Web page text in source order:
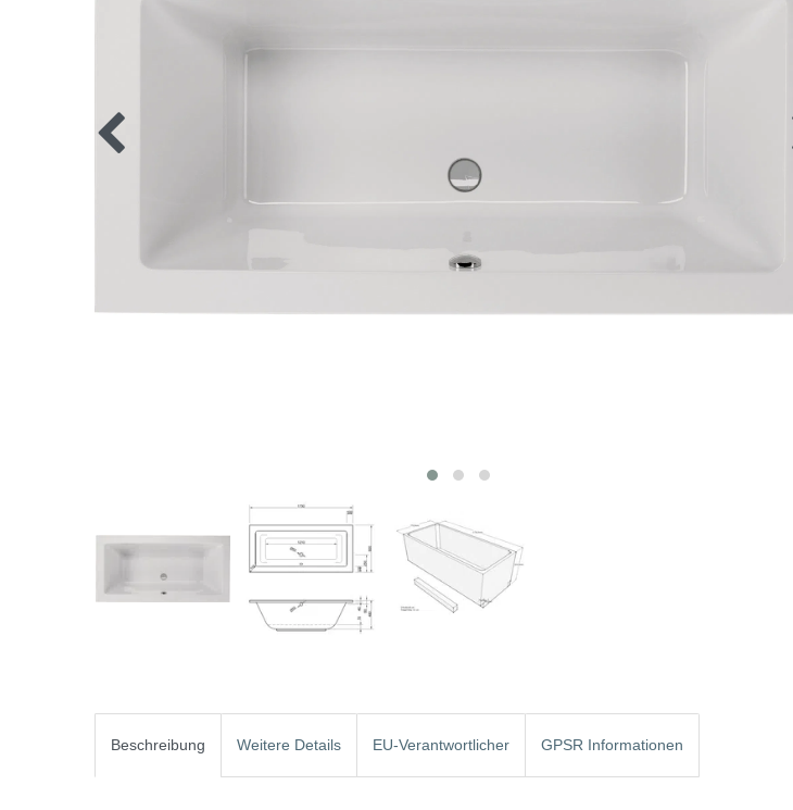
Beschreibung Weitere Details EU-Verantwortlicher GPSR Informationen